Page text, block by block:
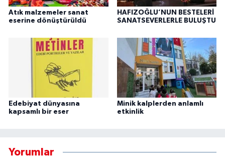
Atık malzemeler sanat
eserine dönüştürüldü
HAFIZOĞLU’NUN BESTELERİ
SANATSEVERLERLE BULUŞTU
Edebiyat dünyasına
kapsamlı bir eser
Minik kalplerden anlamlı
etkinlik
Yorumlar